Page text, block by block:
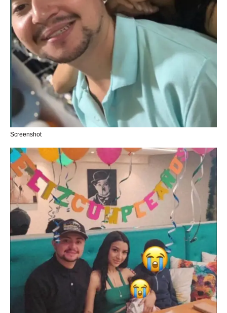
Screenshot